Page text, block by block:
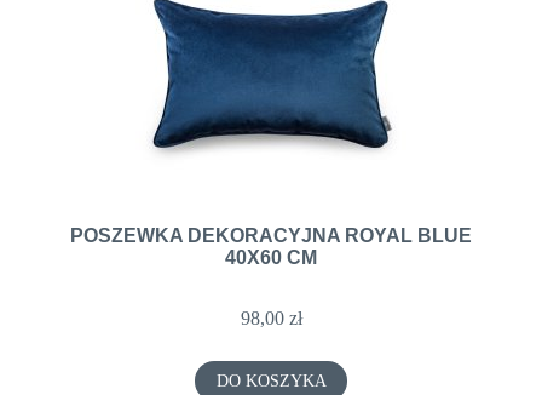
POSZEWKA DEKORACYJNA ROYAL BLUE
40X60 CM
98,00 zł
DO KOSZYKA